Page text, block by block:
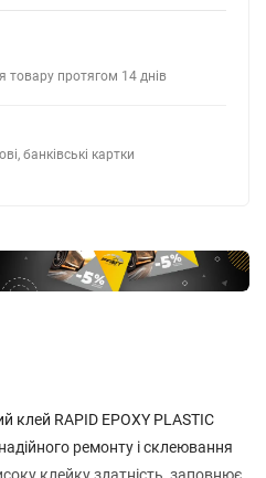
товару протягом 14 днів
банківські картки
RAPID EPOXY PLASTIC
ремонту і склеювання